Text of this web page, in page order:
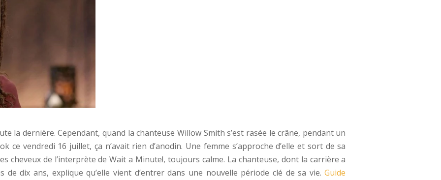
la dernière. Cependant, quand la chanteuse Willow Smith s’est rasée le crâne, pendant un
ce vendredi 16 juillet, ça n’avait rien d’anodin. Une femme s’approche d’elle et sort de sa
cheveux de l’interprète de Wait a Minute!, toujours calme. La chanteuse, dont la carrière a
de dix ans, explique qu’elle vient d’entrer dans une nouvelle période clé de sa vie.Guide